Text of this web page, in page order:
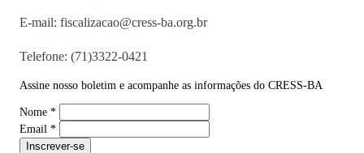
E-mail: fiscalizacao@cress-ba.org.br
Telefone: (71)3322-0421
Assine nosso boletim e acompanhe as informações do CRESS-BA
Nome *
Email *
Inscrever-se